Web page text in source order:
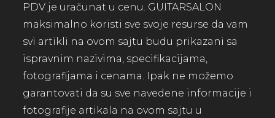
PDV je uračunat u cenu. GUITARSALON
maksimalno koristi sve svoje resurse da vam
svi artikli na ovom sajtu budu prikazani sa
ispravnim nazivima, specifikacijama,
fotografijama i cenama. Ipak ne možemo
garantovati da su sve navedene informacije i
fotografije artikala na ovom sajtu u